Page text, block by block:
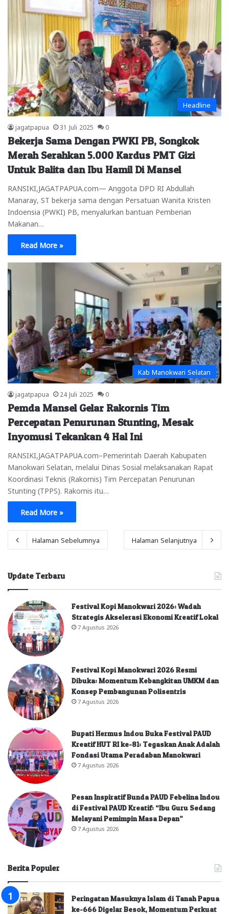
Headline
jagatpapua 31 Juli 2025 0
Bekerja Sama Dengan PWKI PB, Songkok
Merah Serahkan 5.000 Kardus PMT Gizi
Untuk Balita dan Ibu Hamil Di Mansel
RANSIKI,JAGATPAPUA.com— Anggota DPD RI Abdullah
Manaray, ST bekerja sama dengan Persatuan Wanita Kristen
Indoensia (PWKI) PB, menyalurkan bantuan Pemberian
Makanan…
Read More »
Kab Manokwari Selatan
jagatpapua 24 Juli 2025 0
Pemda Mansel Gelar Rakornis Tim
Percepatan Penurunan Stunting, Mesak
Inyomusi Tekankan 4 Hal Ini
RANSIKI,JAGATPAPUA.com–Pemerintah Daerah Kabupaten
Manokwari Selatan, melalui Dinas Sosial melaksanakan Rapat
Koordinasi Teknis (Rakornis) Tim Percepatan Penurunan
Stunting (TPPS). Rakornis itu…
Read More »
Halaman Sebelumnya Halaman Selanjutnya
Update Terbaru
Festival Kopi Manokwari 2026: Wadah
Strategis Akselerasi Ekonomi Kreatif Lokal
7 Agustus 2026
Festival Kopi Manokwari 2026 Resmi
Dibuka: Momentum Kebangkitan UMKM dan
Konsep Pembangunan Polisentris
7 Agustus 2026
Bupati Hermus Indou Buka Festival PAUD
Kreatif HUT RI ke-81: Tegaskan Anak Adalah
Fondasi Utama Peradaban Manokwari
7 Agustus 2026
Pesan Inspiratif Bunda PAUD Febelina Indou
di Festival PAUD Kreatif: “Ibu Guru Sedang
Melayani Pemimpin Masa Depan”
7 Agustus 2026
Berita Populer
Peringatan Masuknya Islam di Tanah Papua
ke-666 Digelar Besok, Momentum Perkuat